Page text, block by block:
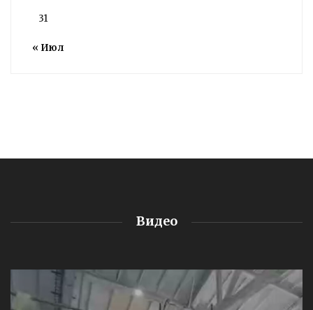
« Июл
31
Видео